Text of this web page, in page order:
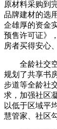
原材料采购到
品牌建材的选
企雄厚的资金
预售许可证》
房者买得安心
全龄社交空
规划了共享书
步道等全龄社
求，加强社区
以低于区域平
慧管家、社区